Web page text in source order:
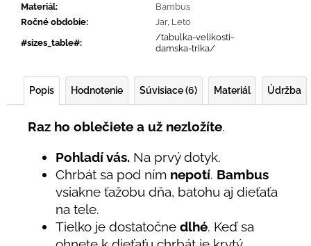
Materiál:
Bambus
Ročné obdobie: Jar, Leto
#sizes_table#:
/tabulka-velikosti-
damska-trika/
Popis Hodnotenie Súvisiace (6) Materiál Údržba
Raz ho oblečiete a už nezložíte.
Pohladí vás. Na prvý dotyk.
Chrbát sa pod ním nepotí. Bambus
vsiakne ťažobu dňa, batohu aj dieťaťa
na tele.
Tielko je dostatočne dlhé. Keď sa